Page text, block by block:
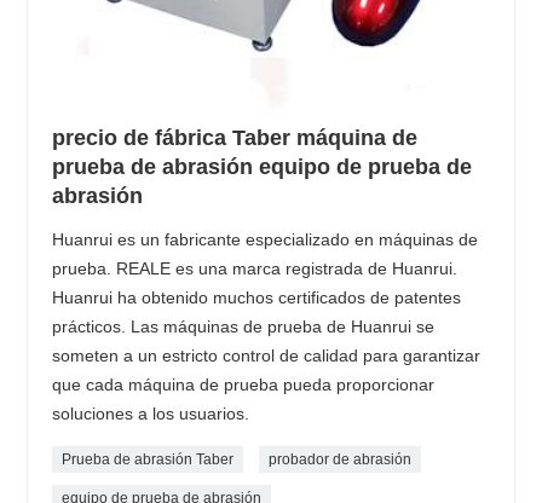
precio de fábrica Taber máquina de
prueba de abrasión equipo de prueba de
abrasión
Huanrui es un fabricante especializado en máquinas de
prueba. REALE es una marca registrada de Huanrui.
Huanrui ha obtenido muchos certificados de patentes
prácticos. Las máquinas de prueba de Huanrui se
someten a un estricto control de calidad para garantizar
que cada máquina de prueba pueda proporcionar
soluciones a los usuarios.
Prueba de abrasión Taber probador de abrasión
equipo de prueba de abrasión